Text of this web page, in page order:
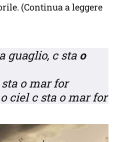
(Continua a leggere
guaglio, c sta o
o mar for
ciel c sta o mar for